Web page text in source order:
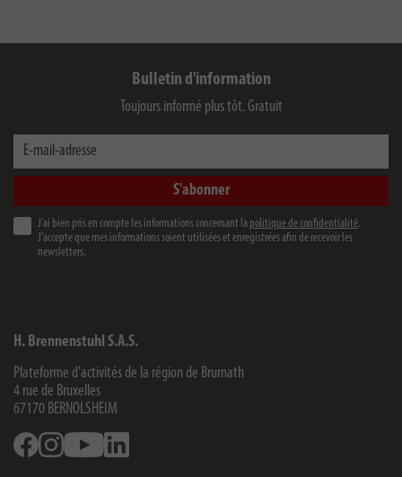
Bulletin d'information
Toujours informé plus tôt. Gratuit
E-mail-adresse
S'abonner
J’ai bien pris en compte les informations concernant la politique de confidentialité.
J’accepte que mes informations soient utilisées et enregistrées afin de recevoir les
newsletters.
H. Brennenstuhl S.A.S.
Plateforme d'activités de la région de Brumath
4 rue de Bruxelles
67170 BERNOLSHEIM
FacebookInstagramYoutube